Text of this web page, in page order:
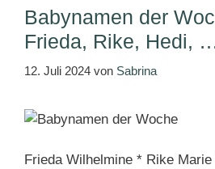
Babynamen der
Frieda, Rike, Hedi,
12. Juli 2024 von Sabrina
Frieda Wilhelmine * Rike